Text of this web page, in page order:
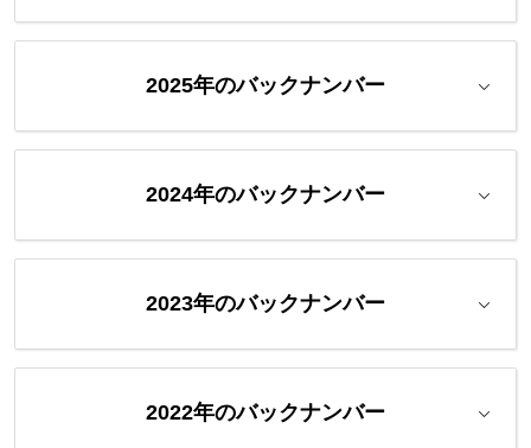
2025年のバックナンバー
2024年のバックナンバー
2023年のバックナンバー
2022年のバックナンバー